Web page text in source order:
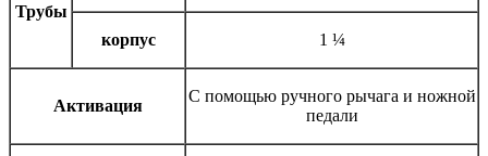
Трубы
корпус 1 ¼
Активация
С помощью ручного рычага и ножной
педали